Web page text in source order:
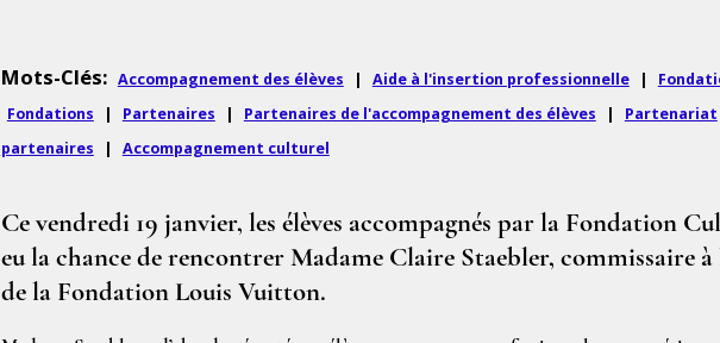
Mots-Clés: Accompagnement des élèves | Aide à l'insertion professionnelle |
Fondations
| Partenaires | Partenaires de l'accompagnement des élèves | Partenariat
partenaires
| Accompagnement culturel
Ce vendredi 19 janvier, les élèves accompagnés par la Fondation
eu la chance de rencontrer Madame Claire Staebler, commissaire
de la Fondation Louis Vuitton.